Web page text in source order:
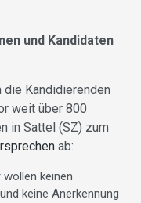
und Kandidaten
Kandidierenden
weit über 800
in Sattel (SZ) zum
ab:
keinen
keine Anerkennung